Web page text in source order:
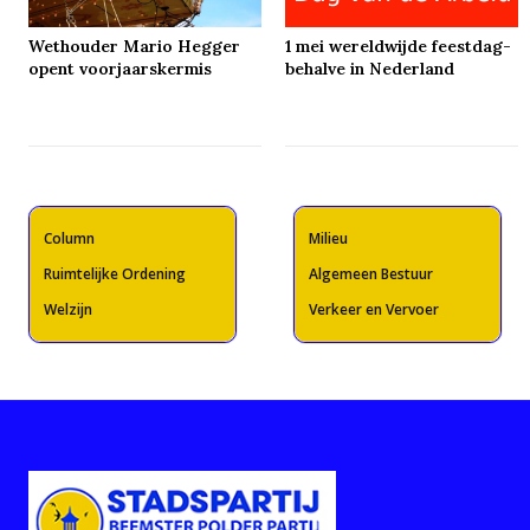
Wethouder Mario Hegger
opent voorjaarskermis
1 mei wereldwijde feestdag-
behalve in Nederland
Column
Ruimtelijke Ordening
Welzijn
Milieu
Algemeen Bestuur
Verkeer en Vervoer